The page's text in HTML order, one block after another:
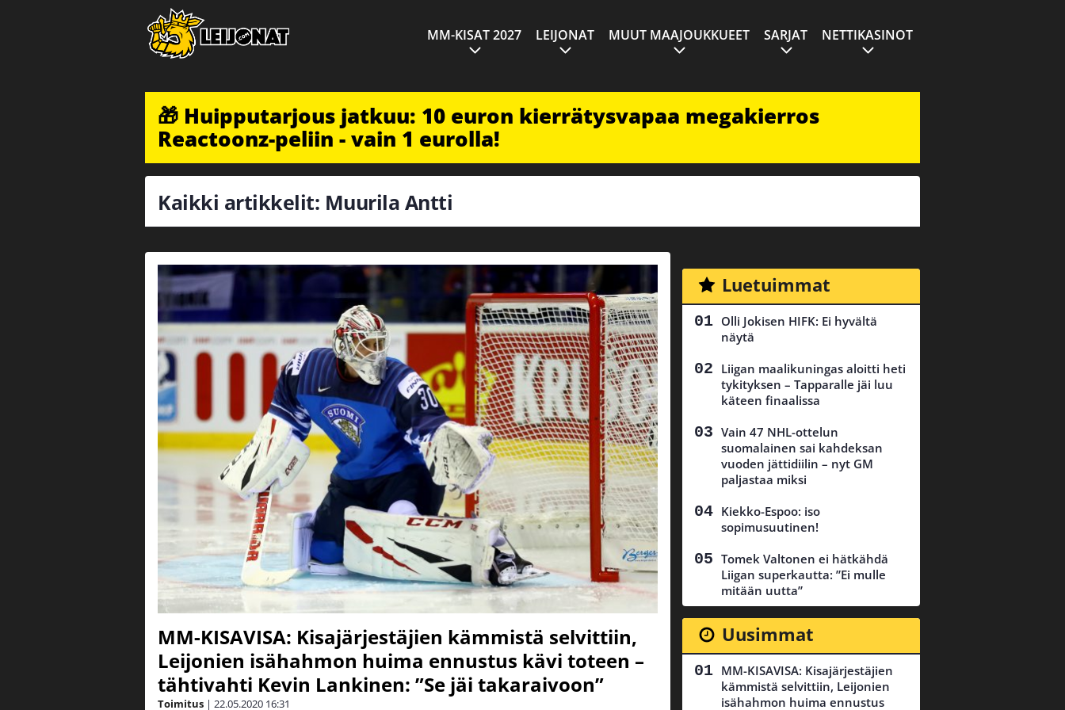
MM-KISAT 2027 LEIJONAT MUUT MAAJOUKKUEET SARJAT NETTIKASINOT
🎁 Huipputarjous jatkuu: 10 euron kierrätysvapaa megakierros
Reactoonz-peliin - vain 1 eurolla!
Kaikki artikkelit: Muurila Antti
MM-KISAVISA: Kisajärjestäjien kämmistä selvittiin,
Leijonien isähahmon huima ennustus kävi toteen –
tähtivahti Kevin Lankinen: ”Se jäi takaraivoon”
Toimitus | 22.05.2020 16:31
Luetuimmat
Olli Jokisen HIFK: Ei hyvältä
näytä
Liigan maalikuningas aloitti heti
tykityksen – Tapparalle jäi luu
käteen finaalissa
Vain 47 NHL-ottelun
suomalainen sai kahdeksan
vuoden jättidiilin – nyt GM
paljastaa miksi
Kiekko-Espoo: iso
sopimusuutinen!
Tomek Valtonen ei hätkähdä
Liigan superkautta: ”Ei mulle
mitään uutta”
Uusimmat
MM-KISAVISA: Kisajärjestäjien
kämmistä selvittiin, Leijonien
isähahmon huima ennustus